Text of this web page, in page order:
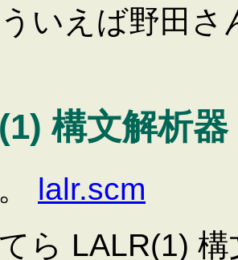
いえば野田さ
構文解析器
lalr.scm
ら LALR(1)